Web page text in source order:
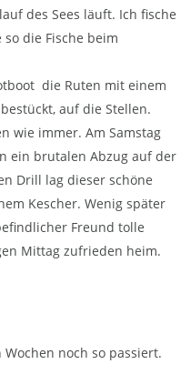
des Sees läuft. Ich fische
die Fische beim
die Ruten mit einem
auf die Stellen.
wie immer. Am Samstag
ein brutalen Abzug auf der
Drill lag dieser schöne
Kescher. Wenig später
Freund tolle
Mittag zufrieden heim.
noch so passiert.